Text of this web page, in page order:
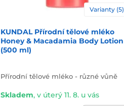
Varianty (5)
KUNDAL Přírodní tělové mléko
Honey & Macadamia Body Lotion
(500 ml)
Přírodní tělové mléko - různé vůně
Skladem, v úterý 11. 8. u vás